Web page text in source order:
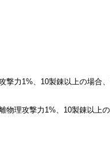
力1%、10製錬以上の場合
理攻撃力1%、10製錬以上